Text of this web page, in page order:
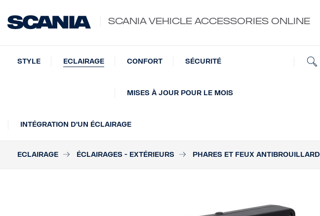
SCANIA VEHICLE ACCESSORIES ONLINE
STYLE ECLAIRAGE CONFORT SÉCURITÉ
MISES À JOUR POUR LE MOIS
INTÉGRATION D'UN ÉCLAIRAGE
ECLAIRAGE ÉCLAIRAGES - EXTÉRIEURS PHARES ET FEUX ANTIBROUILLARD